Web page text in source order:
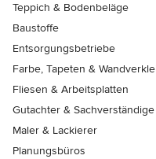
Teppich & Bodenbeläge
Baustoffe
Entsorgungsbetriebe
Farbe, Tapeten &
Fliesen & Arbeitsplatten
Gutachter & Sachverständige
Maler & Lackierer
Planungsbüros